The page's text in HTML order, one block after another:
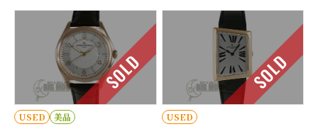
SOLD
USED 美品
SOLD
USED